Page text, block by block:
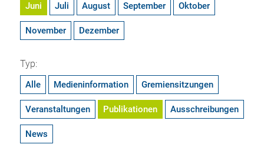
Juni Juli August September Oktober
November Dezember
Typ:
Alle Medieninformation Gremiensitzungen
Veranstaltungen Publikationen Ausschreibungen
News